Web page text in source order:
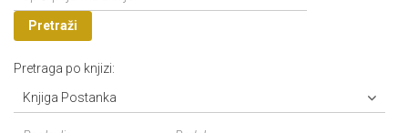
Pretraži
Pretraga po knjizi:
Knjiga Postanka